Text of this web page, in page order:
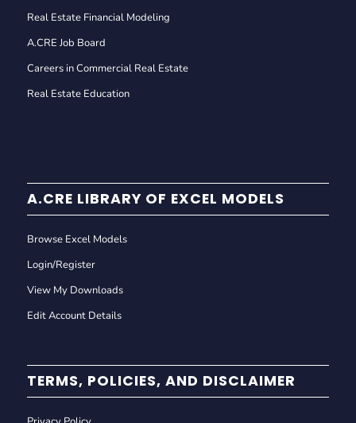
Real Estate Financial Modeling
A.CRE Job Board
Careers in Commercial Real Estate
Real Estate Education
A.CRE LIBRARY OF EXCEL MODELS
Browse Excel Models
Login/Register
View My Downloads
Edit Account Details
TERMS, POLICIES, AND DISCLAIMER